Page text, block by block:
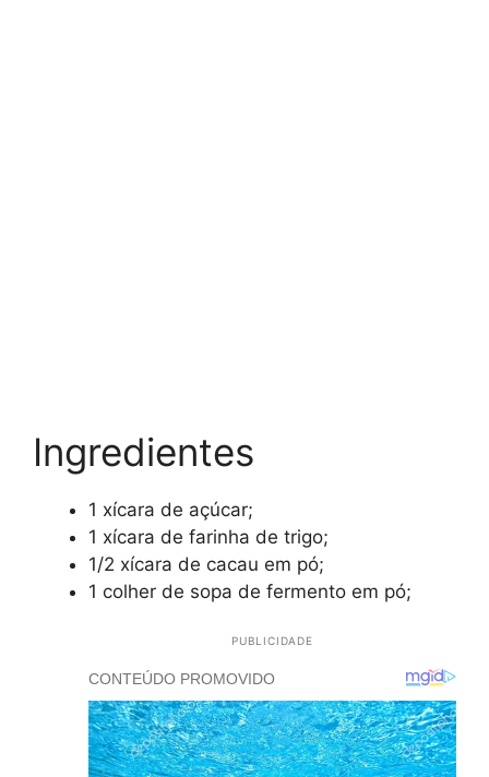
Ingredientes
1 xícara de açúcar;
1 xícara de farinha de trigo;
1/2 xícara de cacau em pó;
1 colher de sopa de fermento em pó;
PUBLICIDADE